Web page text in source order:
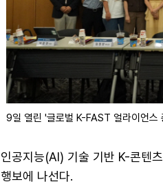
9일 열린 '글로벌 K-FAST 얼라이언스
인공지능(AI) 기술 기반 K-콘텐
행보에 나선다.